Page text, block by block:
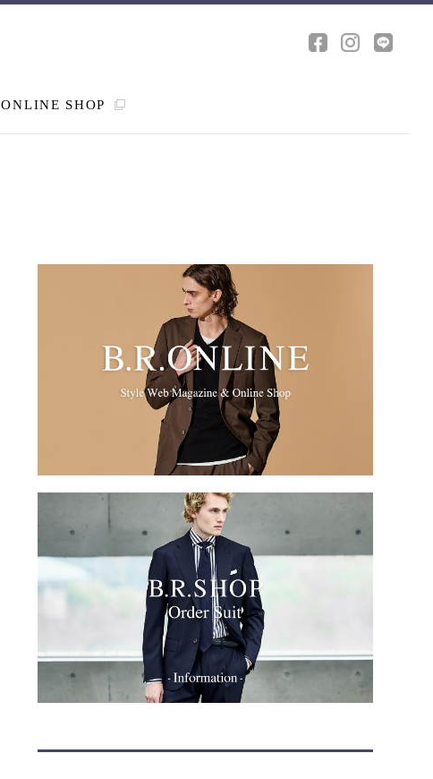
ONLINE SHOP